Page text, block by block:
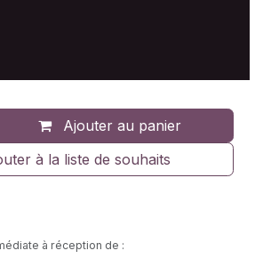
Ajouter au panier
à la liste de souhaits
à réception de :